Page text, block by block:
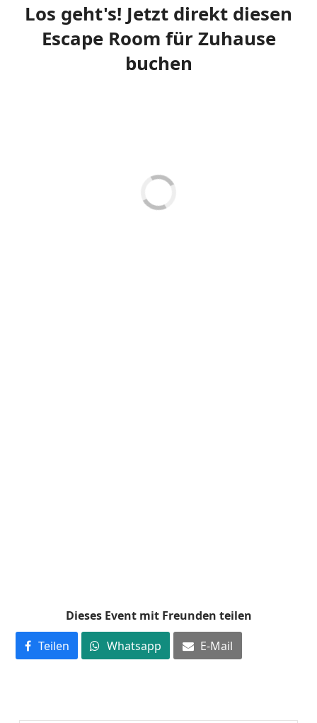
Los geht's! Jetzt direkt diesen
Escape Room für Zuhause
buchen
Dieses Event mit Freunden teilen
Teilen
Whatsapp E-Mail